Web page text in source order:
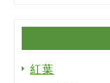
紅葉